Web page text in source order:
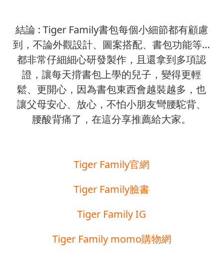
結論 : Tiger Family書包每個小細節都有顧慮
到，不論外觀設計、圖案搭配、書包功能等…
都非常仔細細心研發製作，且還拿到多項認
證，讓每天揹書包上學的兒子，變得更輕
鬆、更開心，因為書包東西會越裝越多，也
讓父母安心、放心，不怕小朋友彎腰駝背、
腰酸背痛了，在這分享推薦給大家。
Tiger Family官網
Tiger Family臉書
Tiger Family IG
Tiger Family momo購物網